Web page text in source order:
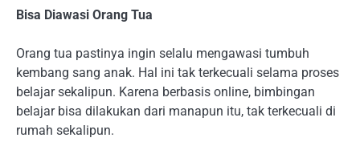
Bisa Diawasi Orang Tua
Orang tua pastinya ingin selalu mengawasi tumbuh
kembang sang anak. Hal ini tak terkecuali selama proses
belajar sekalipun. Karena berbasis online, bimbingan
belajar bisa dilakukan dari manapun itu, tak terkecuali di
rumah sekalipun.